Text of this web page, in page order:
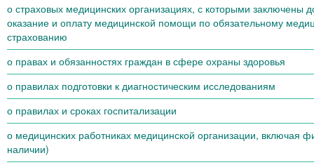
о страховых медицинских организациях, с которыми заключены
оказание и оплату медицинской помощи по обязательному
страхованию
о правах и обязанностях граждан в сфере охраны здоровья
о правилах подготовки к диагностическим исследованиям
о правилах и сроках госпитализации
о медицинских работниках медицинской организации, включая
наличии)